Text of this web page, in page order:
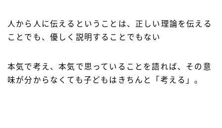
人から人に伝えるということは、正しい理論を伝える
ことでも、優しく説明することでもない
本気で考え、本気で思っていることを語れば、その意
味が分からなくても子どもはきちんと「考える」。